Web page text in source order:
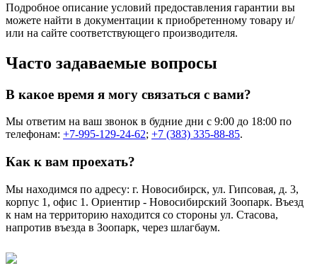
Подробное описание условий предоставления гарантии вы
можете найти в документации к приобретенному товару и/
или на сайте соответствующего производителя.
Часто задаваемые вопросы
В какое время я могу связаться с вами?
Мы ответим на ваш звонок в будние дни с 9:00 до 18:00 по
телефонам: +7-995-129-24-62; +7 (383) 335-88-85.
Как к вам проехать?
Мы находимся по адресу: г. Новосибирск, ул. Гипсовая, д. 3,
корпус 1, офис 1. Ориентир - Новосибирский Зоопарк. Въезд
к нам на территорию находится со стороны ул. Стасова,
напротив въезда в Зоопарк, через шлагбаум.